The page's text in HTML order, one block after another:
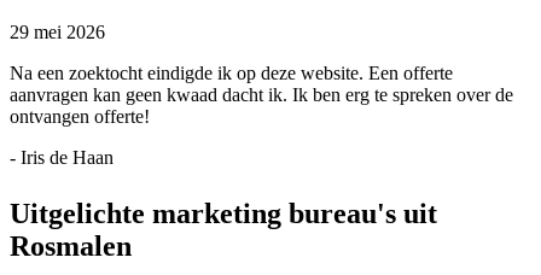
29 mei 2026
Na een zoektocht eindigde ik op deze website. Een offerte
aanvragen kan geen kwaad dacht ik. Ik ben erg te spreken over de
ontvangen offerte!
- Iris de Haan
Uitgelichte marketing bureau's uit
Rosmalen